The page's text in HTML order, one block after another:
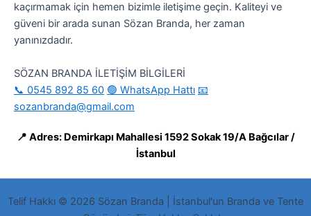
kaçırmamak için hemen bizimle iletişime geçin. Kaliteyi ve
güveni bir arada sunan Sözan Branda, her zaman
yanınızdadır.
SÖZAN BRANDA İLETİŞİM BİLGİLERİ
📞 0545 892 85 60 🟢 WhatsApp Hattı 📧
sozanbranda@gmail.com
📍 Adres: Demirkapı Mahallesi 1592 Sokak 19/A Bağcılar /
İstanbul
Telif Hakkı © 2026 Sözan Branda | İstanbul'un Branda ve Tente